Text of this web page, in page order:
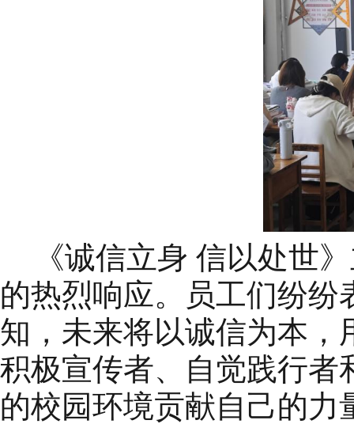
《诚信立身 信以处世
的热烈响应。员工们纷
知，未来将以诚信为本，
积极宣传者、自觉践行者
的校园环境贡献自己的力